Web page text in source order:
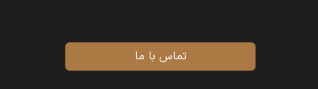
تماس با ما